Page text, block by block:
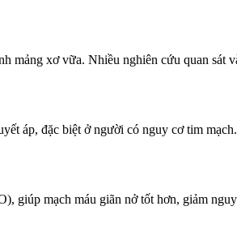
xơ vữa. Nhiều nghiên cứu quan sát
áp, đặc biệt ở người có nguy cơ tim
giúp mạch máu giãn nở tốt hơn, giảm